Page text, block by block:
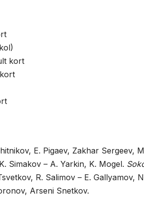
kort
E. Pigaev, Zakhar Sergeev,
Simakov – A. Yarkin, K. Mogel.
R. Salimov – E. Gallyamov,
Arseni Snetkov.